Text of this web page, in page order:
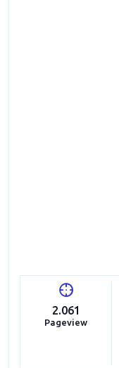
2.061
Pageview